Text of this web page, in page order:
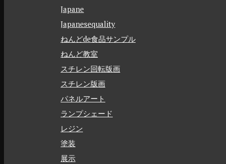
Japane
Japanesequality
ねんどde食品サンプル
ねんど教室
スチレン回転版画
スチレン版画
パネルアート
ランプシェード
レジン
塗装
展示